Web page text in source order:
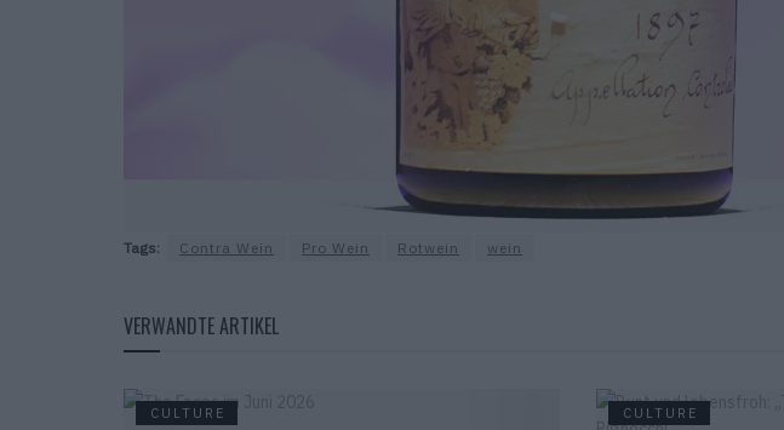
Tags: Contra Wein Pro Wein Rotwein wein
VERWANDTE ARTIKEL
CULTURE CULTURE